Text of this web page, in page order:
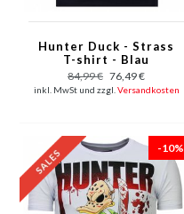
Hunter Duck - Strass
T-shirt - Blau
84,99 € 76,49 €
inkl. MwSt und zzgl. Versandkosten
-10%